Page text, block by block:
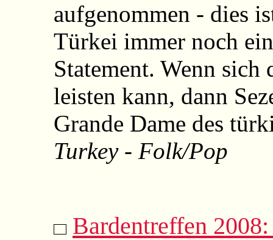
aufgenommen - dies
Türkei immer noch
Statement. Wenn sich
leisten kann, dann
Grande Dame des
Turkey - Folk/Pop
Bardentreffen